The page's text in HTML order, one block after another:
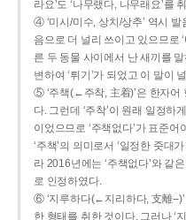
라요’도 ‘나무랬다, 나무래요’를
④ ‘미시/미수, 상치/상추’ 역시 발
음으로 더 널리 쓰이고 있으므로
른 두 동물 사이에서 난 새끼를 말
변하여 ‘튀기’가 되었고 이 말이
⑤ ‘주책(←주착, 主着)’은 한자어
다. 그런데 ‘주착’이 원래 일정하
이었으므로 ‘주책없다’가 표준어
‘주책’의 의미로서 ‘일정한 줏대
라 2016년에는 ‘주책없다’와 같
로 인정하였다.
⑥ ‘지루하다(←지리하다, 支離--
한 형태를 취한 것이다. 그러나 ‘